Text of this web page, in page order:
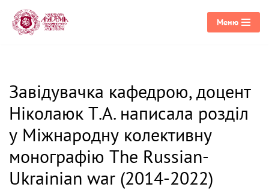
Перейти
Меню
Завідувачка кафедрою, доцент
Ніколаюк Т.А. написала розділ
у Міжнародну колективну
монографію The Russian-
Ukrainian war (2014-2022)